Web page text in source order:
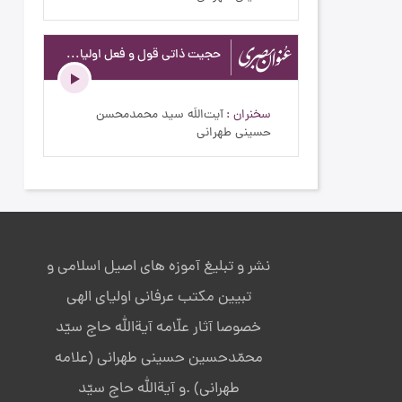
حجیت ذاتی قول و فعل اولیاء خدا - عنوان بصری - ادامه بحث حجیت فعلی ولی الهی - ج191
سخنران آیت‌اللَه سید محمدمحسن
حسینی طهرانی
نشر و تبلیغ آموزه های اصیل اسلامی و
تبیین مکتب عرفانی اولیای الهی
خصوصا آثار علّامه آیةالله حاج سیّد
محمّدحسین حسینی طهرانی (علامه
طهرانی) .و آیةالله حاج سیّد